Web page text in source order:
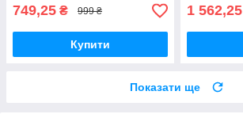
749,25 ₴ 999 ₴
Купити
1 562,25
Показати ще